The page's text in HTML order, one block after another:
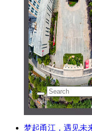
梦起甬江，遇见